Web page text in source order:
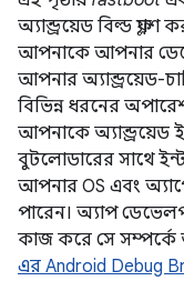
অ্যান্ড্রয়েড বিল্ড
আপনাকে আপনার
আপনার অ্যান্ড্রয়েড-
বিভিন্ন ধরনের
আপনাকে অ্যান্ড্রয়েড
বুটলোডারের সাথে
আপনার OS এবং
পারেন। অ্যাপ
কাজ করে সে সম্পর্কে
এর Android Debug